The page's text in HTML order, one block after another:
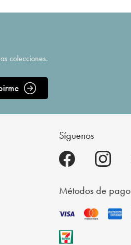
colecciones.
Síguenos
Métodos de pago